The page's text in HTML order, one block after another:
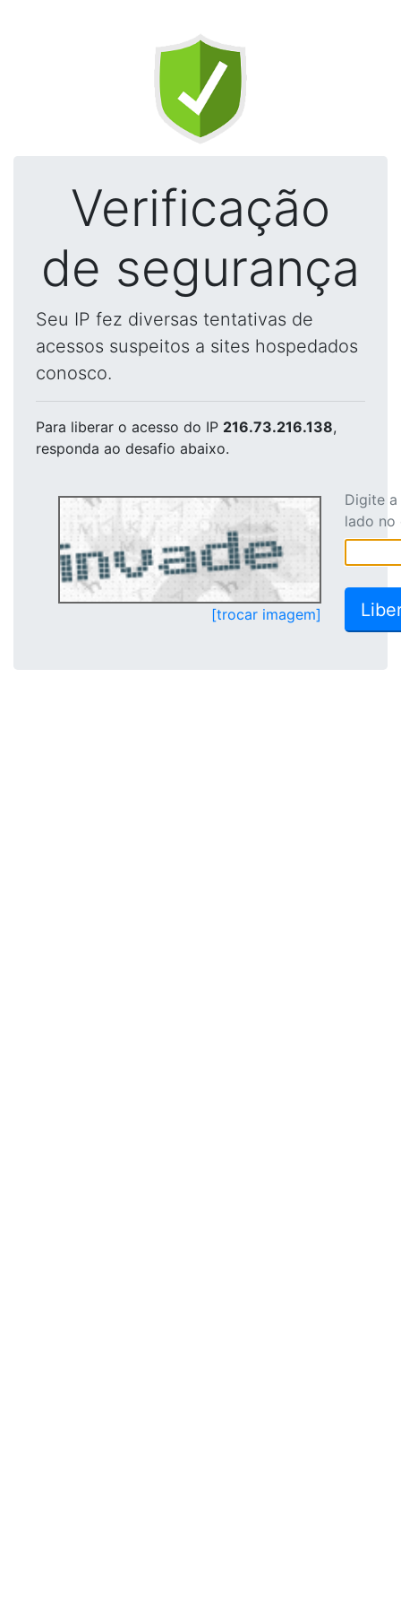
Verificação
de segurança
Seu IP fez diversas tentativas de
acessos suspeitos a sites hospedados
conosco.
Para liberar o acesso do IP 216.73.216.138,
responda ao desafio abaixo.
[trocar imagem]
Digite
lado no